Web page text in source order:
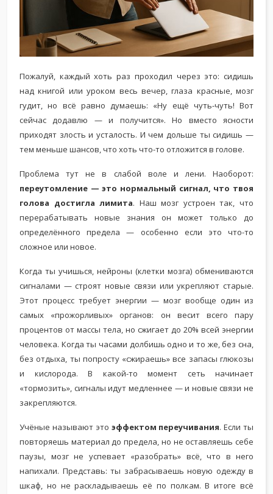
Пожалуй, каждый хоть раз проходил через это: сидишь
над книгой или уроком весь вечер, глаза красные, мозг
гудит, но всё равно думаешь: «Ну ещё чуть-чуть! Вот
сейчас додавлю — и получится». Но вместо ясности
приходят злость и усталость. И чем дольше ты сидишь —
тем меньше шансов, что хоть что-то отложится в голове.
Проблема тут не в слабой воле и лени. Наоборот:
переутомление — это нормальный сигнал, что твоя
голова достигла лимита. Наш мозг устроен так, что
перерабатывать новые знания он может только до
определённого предела — особенно если это что-то
сложное или новое.
Когда ты учишься, нейроны (клетки мозга) обмениваются
сигналами — строят новые связи или укрепляют старые.
Этот процесс требует энергии — мозг вообще один из
самых «прожорливых» органов: он весит всего пару
процентов от массы тела, но сжигает до 20% всей энергии
человека. Когда ты часами долбишь одно и то же, без сна,
без отдыха, ты попросту «сжираешь» все запасы глюкозы
и кислорода. В какой-то момент сеть начинает
«тормозить», сигналы идут медленнее — и новые связи не
закрепляются.
Учёные называют это эффектом переучивания. Если ты
повторяешь материал до предела, но не оставляешь себе
паузы, мозг не успевает «разобрать» всё, что в него
напихали. Представь: ты забрасываешь новую одежду в
шкаф, но не раскладываешь её по полкам. В итоге всё